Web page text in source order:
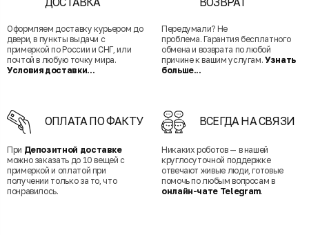
Оформляем доставку курьером до
двери, в пункты выдачи с
примеркой по России и СНГ, или
почтой в любую точку мира.
Условия доставки...
Передумали? Не
проблема. Гарантия бесплатного
обмена и возврата по любой
причине к вашим услугам. Узнать
больше...
ОПЛАТА ПО ФАКТУ
При Депозитной доставке
можно заказать до 10 вещей с
примеркой и оплатой при
получении только за то, что
понравилось.
ВСЕГДА НА СВЯЗИ
Никаких роботов — в нашей
круглосуточной поддержке
отвечают живые люди, готовые
помочь по любым вопросам в
онлайн-чате Telegram.